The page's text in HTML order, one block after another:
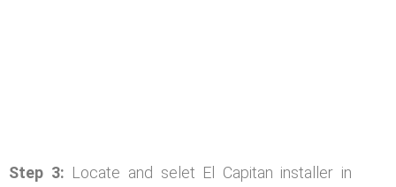
Step 3: Locate and selet El Capitan installer in